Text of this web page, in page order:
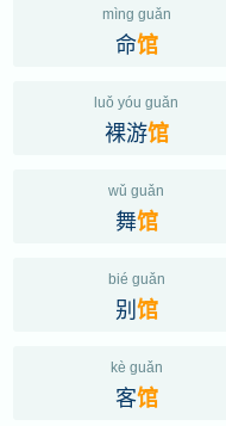
mìng guǎn
命馆
luǒ yóu guǎn
裸游馆
wǔ guǎn
舞馆
bié guǎn
别馆
kè guǎn
客馆